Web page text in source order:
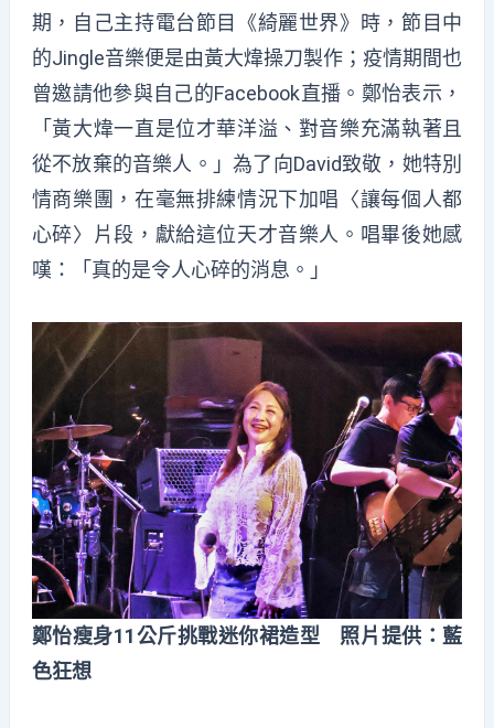
期，自己主持電台節目《綺麗世界》時，節目中
的Jingle音樂便是由黃大煒操刀製作；疫情期間也
曾邀請他參與自己的Facebook直播。鄭怡表示，
「黃大煒一直是位才華洋溢、對音樂充滿執著且
從不放棄的音樂人。」為了向David致敬，她特別
情商樂團，在毫無排練情況下加唱〈讓每個人都
心碎〉片段，獻給這位天才音樂人。唱畢後她感
嘆：「真的是令人心碎的消息。」
鄭怡瘦身11公斤挑戰迷你裙造型 照片提供：藍
色狂想